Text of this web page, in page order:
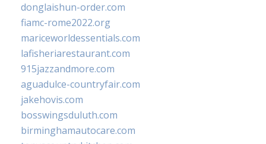
donglaishun-order.com
fiamc-rome2022.org
mariceworldessentials.com
lafisheriarestaurant.com
915jazzandmore.com
aguadulce-countryfair.com
jakehovis.com
bosswingsduluth.com
birminghamautocare.com